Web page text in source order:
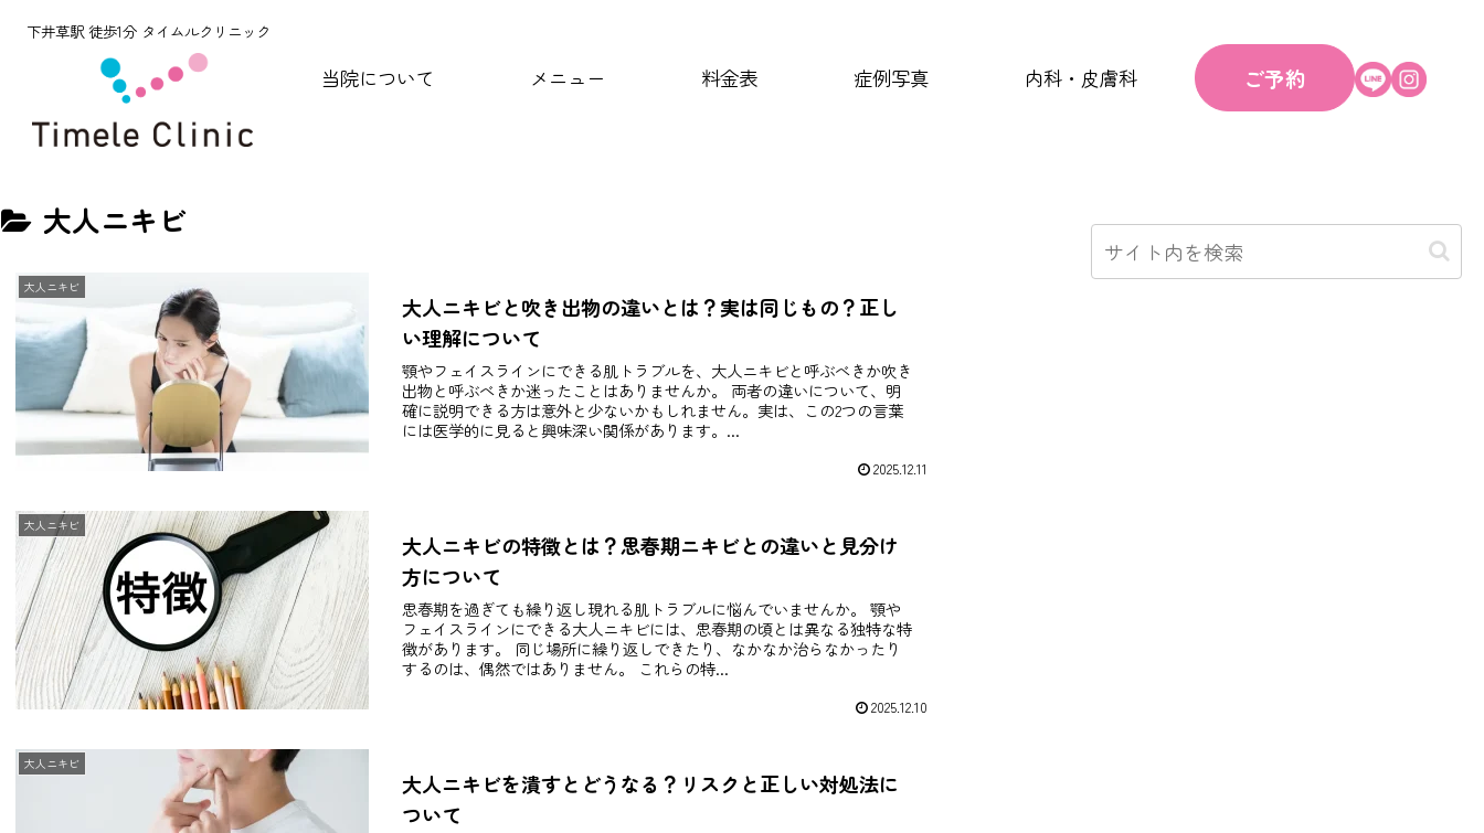
下井草駅 徒歩1分 タイムルクリニック
当院について メニュー 料金表 症例写真 内科・皮膚科 ご予約
大人ニキビ
大人ニキビ
大人ニキビと吹き出物の違いとは？実は同じもの？正し
い理解について
顎やフェイスラインにできる肌トラブルを、大人ニキビと呼ぶべきか吹き
出物と呼ぶべきか迷ったことはありませんか。 両者の違いについて、明
確に説明できる方は意外と少ないかもしれません。実は、この2つの言葉
には医学的に見ると興味深い関係があります。...
2025.12.11
大人ニキビ
大人ニキビの特徴とは？思春期ニキビとの違いと見分け
方について
思春期を過ぎても繰り返し現れる肌トラブルに悩んでいませんか。 顎や
フェイスラインにできる大人ニキビには、思春期の頃とは異なる独特な特
徴があります。 同じ場所に繰り返しできたり、なかなか治らなかったり
するのは、偶然ではありません。 これらの特...
2025.12.10
大人ニキビ
大人ニキビを潰すとどうなる？リスクと正しい対処法に
ついて